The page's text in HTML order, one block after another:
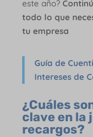
este año?
todo lo que
tu empresa
Guía de
Intereses de
¿Cuáles
clave en la
recargos?